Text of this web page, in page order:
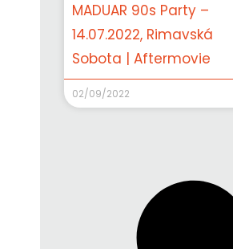
MADUAR 90s Party –
14.07.2022, Rimavská
Sobota | Aftermovie
02/09/2022